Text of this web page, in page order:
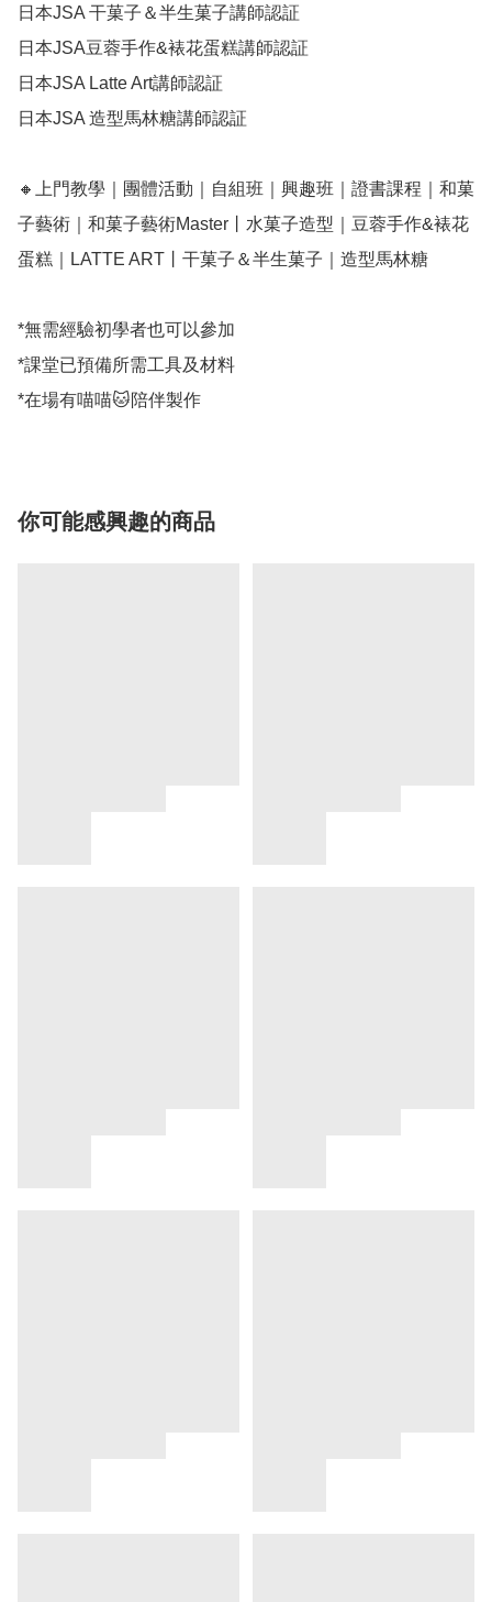
日本JSA 干菓子＆半生菓子講師認証
日本JSA豆蓉手作&裱花蛋糕講師認証
日本JSA Latte Art講師認証
日本JSA 造型馬林糖講師認証
🔸上門教學｜團體活動｜自組班｜興趣班｜證書課程｜和菓
子藝術｜和菓子藝術Master丨水菓子造型｜豆蓉手作&裱花
蛋糕｜LATTE ART丨干菓子＆半生菓子｜造型馬林糖
*無需經驗初學者也可以參加
*課堂已預備所需工具及材料
你可能感興趣的商品